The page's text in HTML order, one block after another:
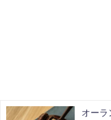
オーラ